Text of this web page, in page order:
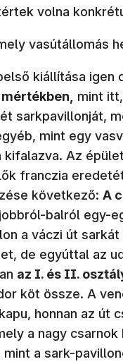
volna
vasútállomás
kiállítása igen
mint
sarkpavillonját,
mint egy
kifalazva. Az
franczia
következő: A
balról egy-
a váczi út
de egyúttal az
az I. és II.
köt össze. A
honnan az út
a nagy
a sark-